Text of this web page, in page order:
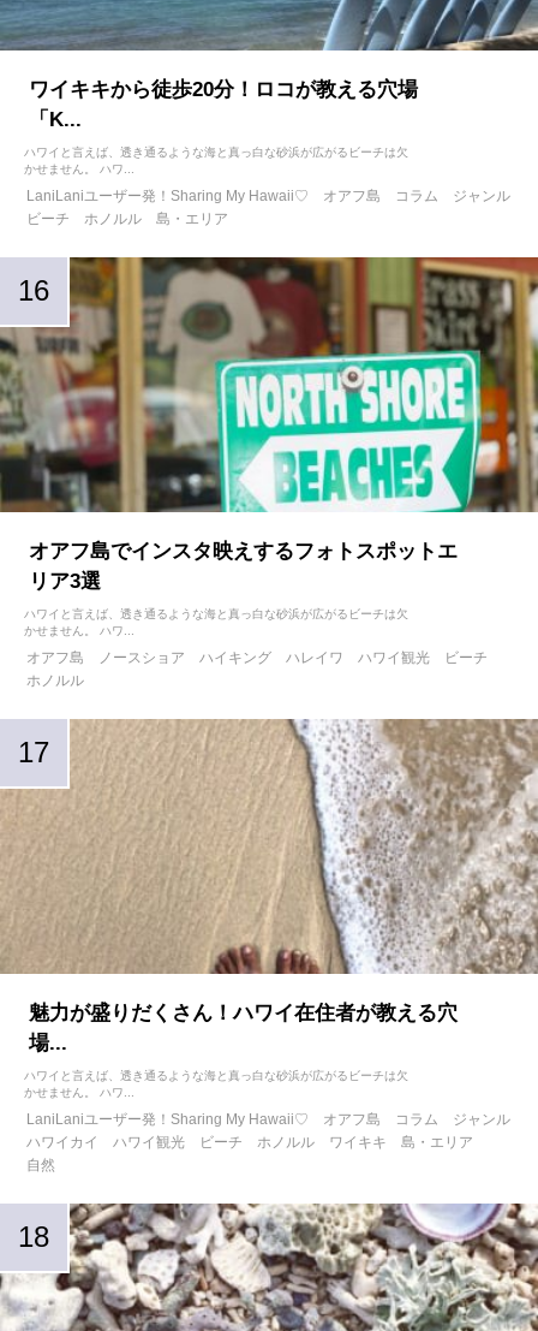
ワイキキから徒歩20分！ロコが教える穴場
「K...
ハワイと言えば、透き通るような海と真っ白な砂浜が広がるビーチは欠
かせません。 ハワ...
LaniLaniユーザー発！Sharing My Hawaii♡ オアフ島 コラム
ジャンル
ビーチ
ホノルル 島・エリア
オアフ島でインスタ映えするフォトスポットエ
リア3選
ハワイと言えば、透き通るような海と真っ白な砂浜が広がるビーチは欠
かせません。 ハワ...
オアフ島 ノースショア ハイキング ハレイワ ハワイ観光
ビーチ
ホノルル
魅力が盛りだくさん！ハワイ在住者が教える穴
場...
ハワイと言えば、透き通るような海と真っ白な砂浜が広がるビーチは欠
かせません。 ハワ...
LaniLaniユーザー発！Sharing My Hawaii♡ オアフ島 コラム
ジャンル
ハワイカイ
ハワイ観光 ビーチ ホノルル ワイキキ
島・エリア
自然